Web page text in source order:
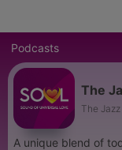
Podcasts
The
The Jazz
A unique blend of